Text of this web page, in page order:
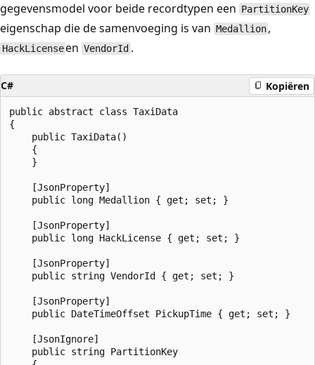
gegevensmodel voor beide recordtypen een PartitionKey
eigenschap die de samenvoeging is van Medallion ,
HackLicenseen VendorId .
C# Kopiëren
public abstract class TaxiData
{
    public TaxiData()
    {
    }
    [JsonProperty]
    public long Medallion { get; set; }
    [JsonProperty]
    public long HackLicense { get; set; }
    [JsonProperty]
    public string VendorId { get; set; }
    [JsonProperty]
    public DateTimeOffset PickupTime { get; set; }
    [JsonIgnore]
    public string PartitionKey